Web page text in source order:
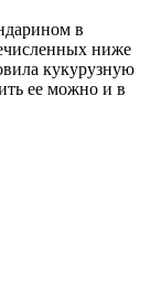
в
ниже
кукурузную
ее можно и в